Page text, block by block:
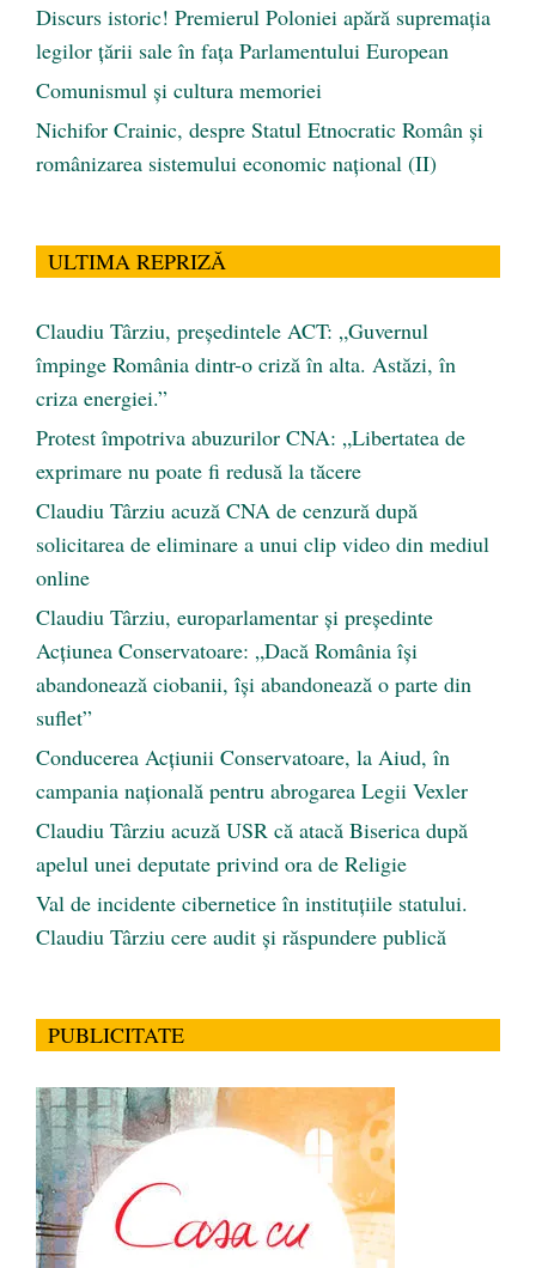
Discurs istoric! Premierul Poloniei apără supremația
legilor țării sale în fața Parlamentului European
Comunismul şi cultura memoriei
Nichifor Crainic, despre Statul Etnocratic Român şi
românizarea sistemului economic naţional (II)
ULTIMA REPRIZĂ
Claudiu Târziu, președintele ACT: „Guvernul
împinge România dintr-o criză în alta. Astăzi, în
criza energiei.”
Protest împotriva abuzurilor CNA: „Libertatea de
exprimare nu poate fi redusă la tăcere
Claudiu Târziu acuză CNA de cenzură după
solicitarea de eliminare a unui clip video din mediul
online
Claudiu Târziu, europarlamentar și președinte
Acțiunea Conservatoare: „Dacă România își
abandonează ciobanii, își abandonează o parte din
suflet”
Conducerea Acțiunii Conservatoare, la Aiud, în
campania națională pentru abrogarea Legii Vexler
Claudiu Târziu acuză USR că atacă Biserica după
apelul unei deputate privind ora de Religie
Val de incidente cibernetice în instituțiile statului.
Claudiu Târziu cere audit și răspundere publică
PUBLICITATE